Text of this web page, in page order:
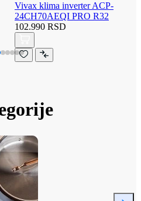
Vivax klima inverter ACP-
24CH70AEQI PRO R32
102.990 RSD